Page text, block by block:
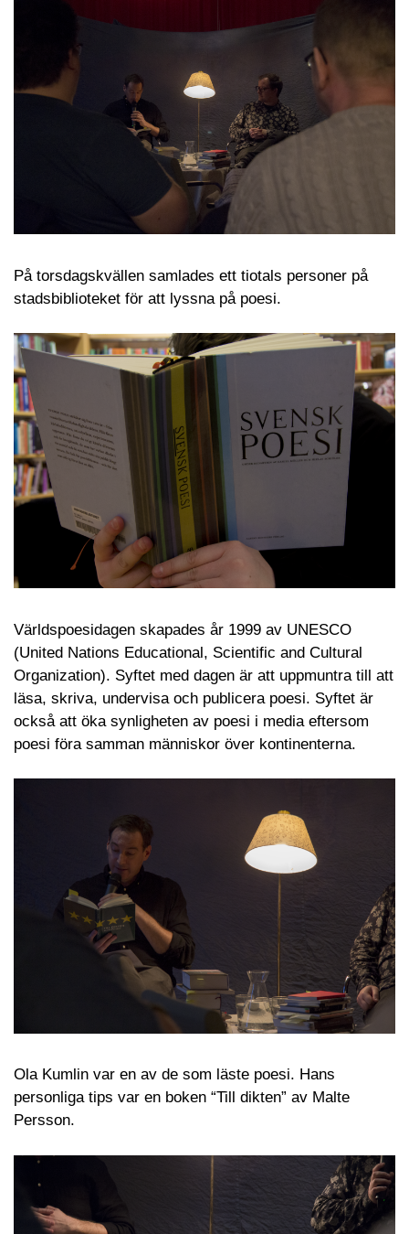
På torsdagskvällen samlades ett tiotals personer på
stadsbiblioteket för att lyssna på poesi.
Världspoesidagen skapades år 1999 av UNESCO
(United Nations Educational, Scientific and Cultural
Organization). Syftet med dagen är att uppmuntra till att
läsa, skriva, undervisa och publicera poesi. Syftet är
också att öka synligheten av poesi i media eftersom
poesi föra samman människor över kontinenterna.
Ola Kumlin var en av de som läste poesi. Hans
personliga tips var en boken “Till dikten” av Malte
Persson.